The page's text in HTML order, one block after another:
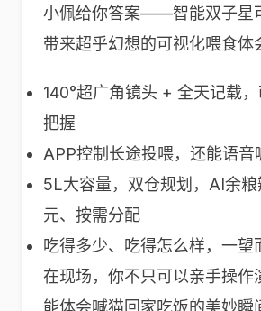
小佩给你答案——智能双子星
带来超乎幻想的可视化喂食体
140°超广角镜头 + 全天记载
把握
APP控制长途投喂，还能语音
5L大容量，双仓规划，AI余
元、按需分配
吃得多少、吃得怎么样，一望
在现场，你不只可以亲手操作
能体会喊猫回家吃饭的美妙瞬